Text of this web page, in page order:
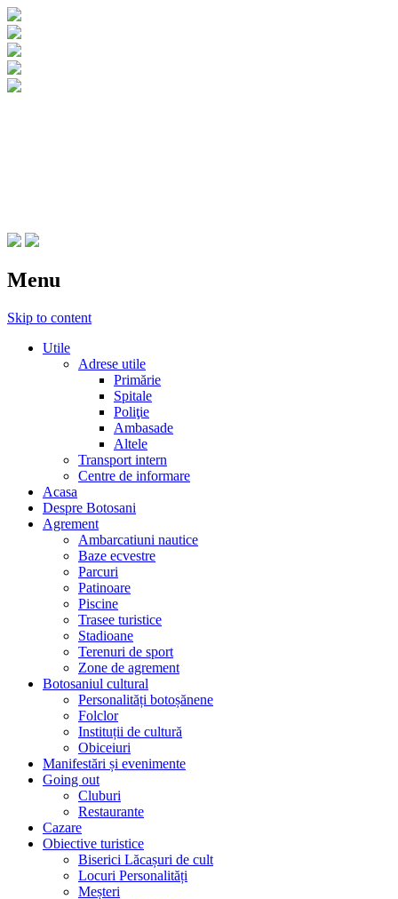
Menu
Skip to content
Utile
Adrese utile
Primărie
Spitale
Poliţie
Ambasade
Altele
Transport intern
Centre de informare
Acasa
Despre Botosani
Agrement
Ambarcatiuni nautice
Baze ecvestre
Parcuri
Patinoare
Piscine
Trasee turistice
Stadioane
Terenuri de sport
Zone de agrement
Botosaniul cultural
Personalități botoșănene
Folclor
Instituții de cultură
Obiceiuri
Manifestări și evenimente
Going out
Cluburi
Restaurante
Cazare
Obiective turistice
Biserici Lăcașuri de cult
Locuri Personalități
Meșteri